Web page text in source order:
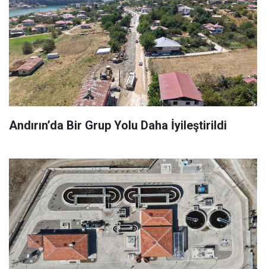
Andırın’da Bir Grup Yolu Daha İyileştirildi